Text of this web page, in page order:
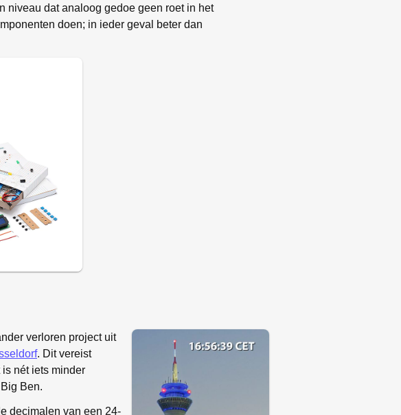
niveau dat analoog gedoe geen roet in het
doen; in ieder geval beter dan
verloren project uit
. Dit vereist
nét iets minder
Ben.
decimalen van een 24-